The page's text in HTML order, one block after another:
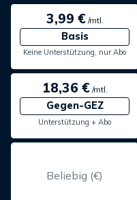
3,99 €/mtl.
Basis
Keine Unterstützung, nur Abo
18,36 €/mtl.
Gegen-GEZ
Unterstützung + Abo